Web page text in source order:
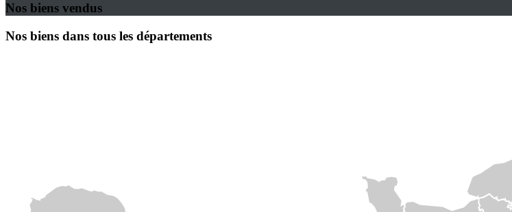
Nos biens vendus
Nos biens dans tous les départements